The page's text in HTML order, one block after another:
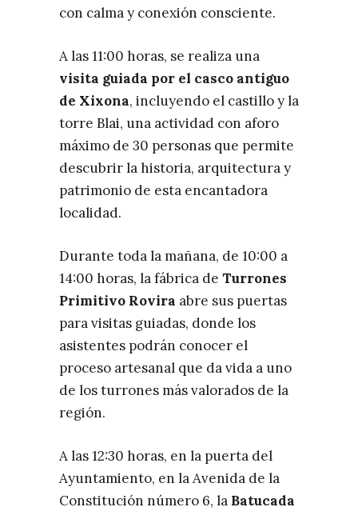
con calma y conexión consciente.
A las 11:00 horas, se realiza una
visita guiada por el casco antiguo
de Xixona, incluyendo el castillo y la
torre Blai, una actividad con aforo
máximo de 30 personas que permite
descubrir la historia, arquitectura y
patrimonio de esta encantadora
localidad.
Durante toda la mañana, de 10:00 a
14:00 horas, la fábrica de Turrones
Primitivo Rovira abre sus puertas
para visitas guiadas, donde los
asistentes podrán conocer el
proceso artesanal que da vida a uno
de los turrones más valorados de la
región.
A las 12:30 horas, en la puerta del
Ayuntamiento, en la Avenida de la
Constitución número 6, la Batucada